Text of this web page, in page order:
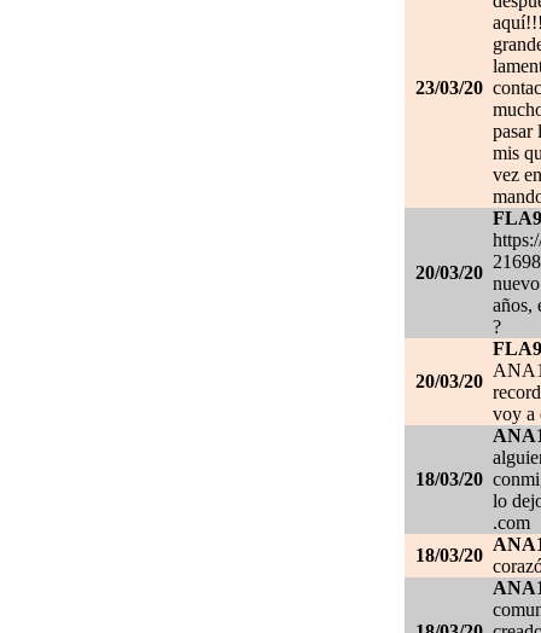
23/03/20
pasar
mis
vez
20/03/20
años,
?
20/03/20
voy a
18/03/20
lo
.com
18/03/20